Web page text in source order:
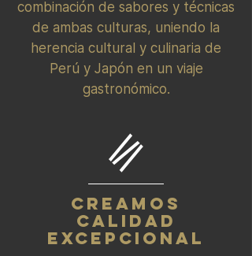
combinación de sabores y técnicas
de ambas culturas, uniendo la
herencia cultural y culinaria de
Perú y Japón en un viaje
gastronómico.
CREAMOS
CALIDAD
EXCEPCIONAL